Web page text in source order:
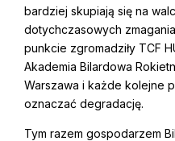
bardziej skupiają się na
dotychczasowych
punkcie zgromadziły TCF
Akademia Bilardowa
Warszawa i każde kolejne
oznaczać degradację.
Tym razem gospodarzem